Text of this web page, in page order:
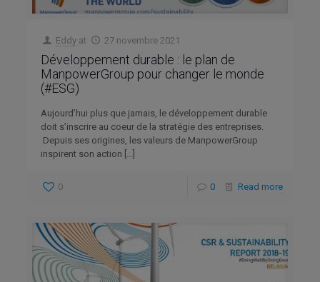
Eddy at 27 novembre 2021
Développement durable : le plan de
ManpowerGroup pour changer le monde
(#ESG)
Aujourd’hui plus que jamais, le développement durable
doit s’inscrire au coeur de la stratégie des entreprises.
Depuis ses origines, les valeurs de ManpowerGroup
inspirent son action […]
0 0 Read more